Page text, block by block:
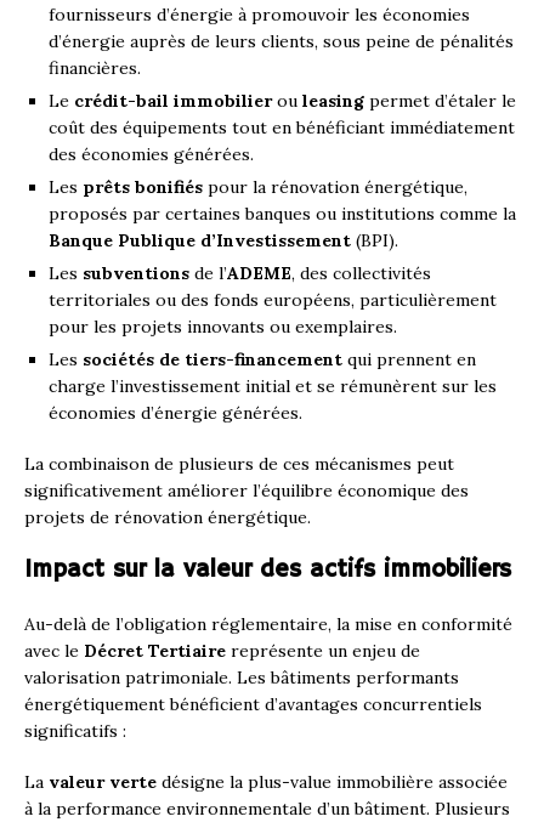
fournisseurs d’énergie à promouvoir les économies
d’énergie auprès de leurs clients, sous peine de pénalités
financières.
Le crédit-bail immobilierou leasing permet d’étaler le
coût des équipements tout en bénéficiant immédiatement
des économies générées.
Les prêts bonifiés pour la rénovation énergétique,
proposés par certaines banques ou institutions comme la
Banque Publique d’Investissement (BPI).
Les subventions de l’ADEME, des collectivités
territoriales ou des fonds européens, particulièrement
pour les projets innovants ou exemplaires.
Les sociétés de tiers-financement qui prennent en
charge l’investissement initial et se rémunèrent sur les
économies d’énergie générées.
La combinaison de plusieurs de ces mécanismes peut
significativement améliorer l’équilibre économique des
projets de rénovation énergétique.
Impact sur la valeur des actifs immobiliers
Au-delà de l’obligation réglementaire, la mise en conformité
avec le Décret Tertiaire représente un enjeu de
valorisation patrimoniale. Les bâtiments performants
énergétiquement bénéficient d’avantages concurrentiels
significatifs :
La valeur verte désigne la plus-value immobilière associée
à la performance environnementale d’un bâtiment. Plusieurs